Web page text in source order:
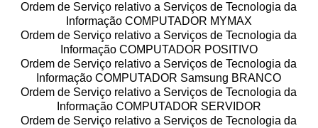
Ordem de Serviço relativo a Serviços de Tecnologia da
Informação COMPUTADOR MYMAX
Ordem de Serviço relativo a Serviços de Tecnologia da
Informação COMPUTADOR POSITIVO
Ordem de Serviço relativo a Serviços de Tecnologia da
Informação COMPUTADOR Samsung BRANCO
Ordem de Serviço relativo a Serviços de Tecnologia da
Informação COMPUTADOR SERVIDOR
Ordem de Serviço relativo a Serviços de Tecnologia da